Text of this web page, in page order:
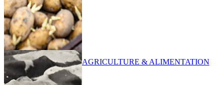
AGRICULTURE & ALIMENTATION